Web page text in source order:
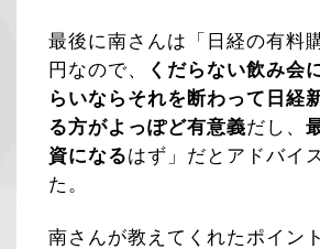
最後に南さんは「日経の有料
円なので、
くだらない飲み会
らいならそれを断わって日経
る方がよっぽど有意義だし、
資になるはず」だとアドバイ
た。
南さんが教えてくれたポイン